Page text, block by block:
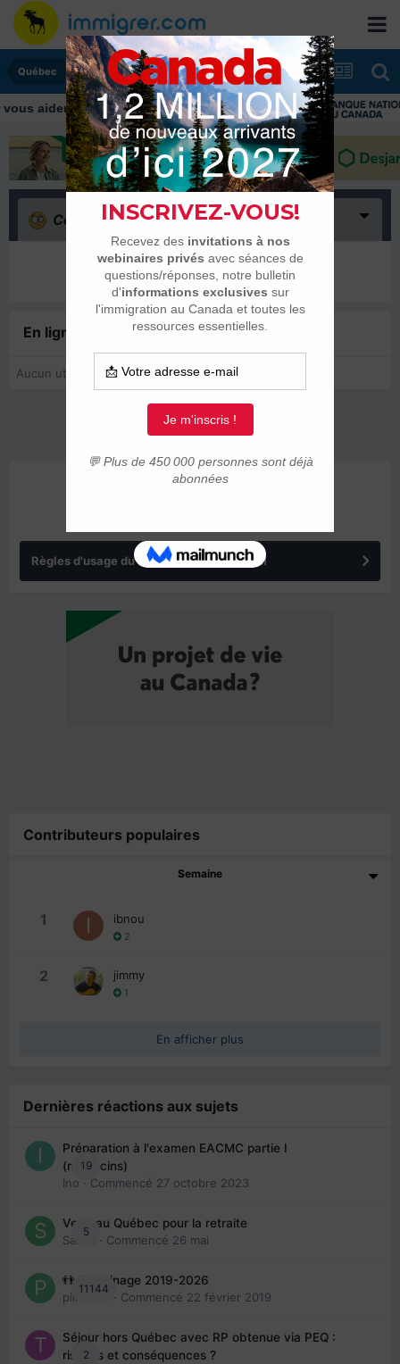
Québec
Confus (0)
Il n’y a encore rien ici
En ligne récemment0 membre est en ligne
Aucun utilisateur enregistré regarde cette page.
Règles d'usage du forum IMMIGRER.COM
Contributeurs populaires
Semaine
1 ibnou
2
2 jimmy
1
En afficher plus
Dernières réactions aux sujets
19
Préparation à l'examen EACMC partie I
(médecins)
Ino · Commencé 27 octobre 2023
5
Venir au Québec pour la retraite
Sab74
· Commencé 26 mai
11144
👬 Parrainage 2019-2026
piinoush · Commencé 22 février 2019
2
Séjour hors Québec avec RP obtenue via PEQ :
risques et conséquences ?